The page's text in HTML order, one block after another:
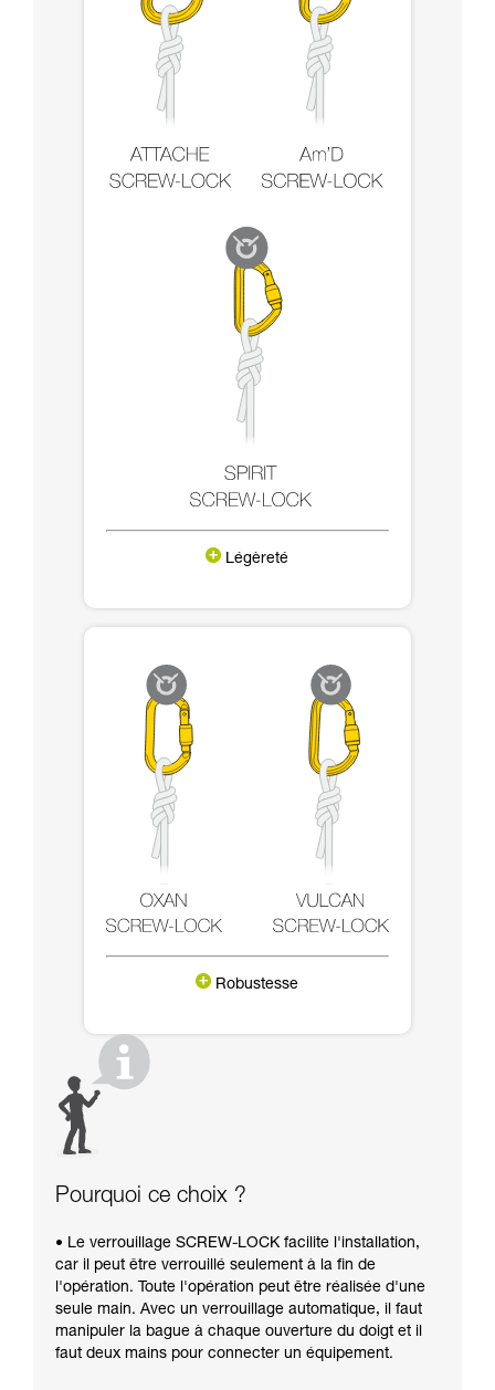
Légèreté
Robustesse
Pourquoi ce choix ?
• Le verrouillage SCREW-LOCK facilite l'installation,
car il peut être verrouillé seulement à la fin de
l'opération. Toute l'opération peut être réalisée d'une
seule main. Avec un verrouillage automatique, il faut
manipuler la bague à chaque ouverture du doigt et il
faut deux mains pour connecter un équipement.